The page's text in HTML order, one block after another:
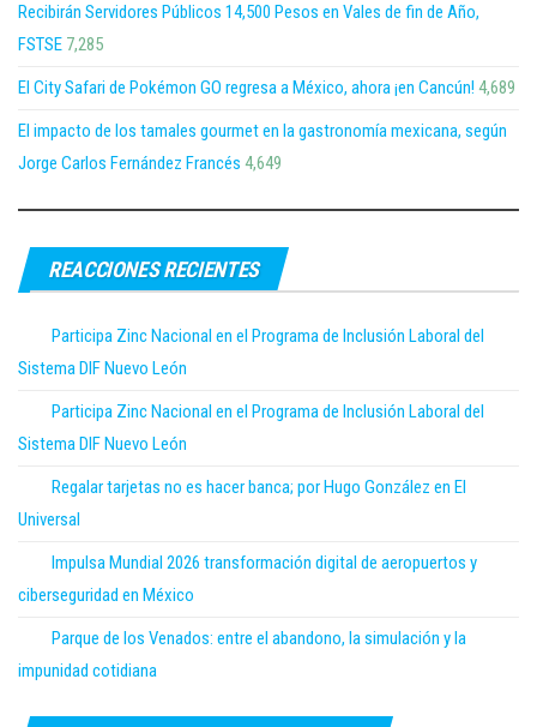
Recibirán Servidores Públicos 14,500 Pesos en Vales de fin de Año,
FSTSE 7,285
El City Safari de Pokémon GO regresa a México, ahora ¡en Cancún! 4,689
El impacto de los tamales gourmet en la gastronomía mexicana, según
Jorge Carlos Fernández Francés 4,649
REACCIONES RECIENTES
Participa Zinc Nacional en el Programa de Inclusión Laboral del
Sistema DIF Nuevo León
Participa Zinc Nacional en el Programa de Inclusión Laboral del
Sistema DIF Nuevo León
Regalar tarjetas no es hacer banca; por Hugo González en El
Universal
Impulsa Mundial 2026 transformación digital de aeropuertos y
ciberseguridad en México
Parque de los Venados: entre el abandono, la simulación y la
impunidad cotidiana